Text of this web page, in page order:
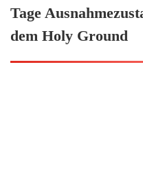
Tage
dem Holy Ground